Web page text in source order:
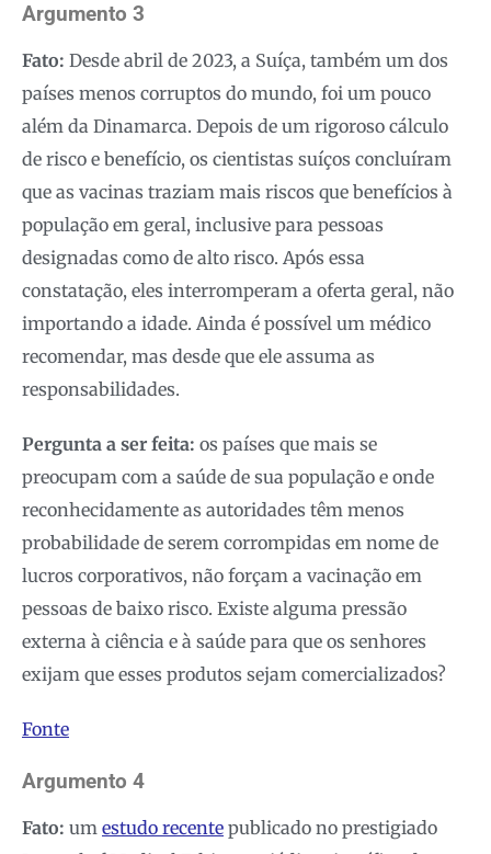
Argumento 3
Fato: Desde abril de 2023, a Suíça, também um dos
países menos corruptos do mundo, foi um pouco
além da Dinamarca. Depois de um rigoroso cálculo
de risco e benefício, os cientistas suíços concluíram
que as vacinas traziam mais riscos que benefícios à
população em geral, inclusive para pessoas
designadas como de alto risco. Após essa
constatação, eles interromperam a oferta geral, não
importando a idade. Ainda é possível um médico
recomendar, mas desde que ele assuma as
responsabilidades.
Pergunta a ser feita: os países que mais se
preocupam com a saúde de sua população e onde
reconhecidamente as autoridades têm menos
probabilidade de serem corrompidas em nome de
lucros corporativos, não forçam a vacinação em
pessoas de baixo risco. Existe alguma pressão
externa à ciência e à saúde para que os senhores
exijam que esses produtos sejam comercializados?
Fonte
Argumento 4
Fato: um estudo recente publicado no prestigiado